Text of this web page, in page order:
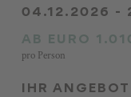
04.12.2026 -
AB EURO
pro Person
IHR